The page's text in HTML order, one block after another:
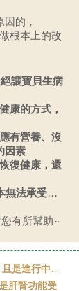
的，
根本上的改
讓寶貝生病
康的方式，
有營養、沒
因素
復健康，還
無法承受...
有所幫助~
是進行中...
肝腎功能受